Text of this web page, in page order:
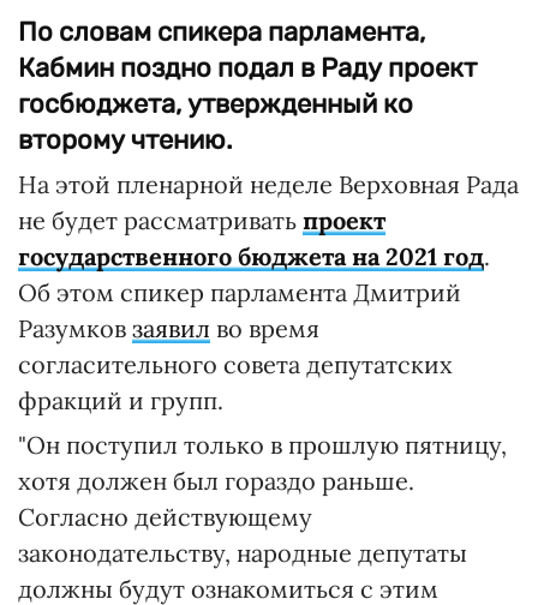
По словам спикера парламента,
Кабмин поздно подал в Раду проект
госбюджета, утвержденный ко
второму чтению.
На этой пленарной неделе Верховная Рада
не будет рассматривать проект
государственного бюджета на 2021 год.
Об этом спикер парламента Дмитрий
Разумков заявил во время
согласительного совета депутатских
фракций и групп.
"Он поступил только в прошлую пятницу,
хотя должен был гораздо раньше.
Согласно действующему
законодательству, народные депутаты
должны будут ознакомиться с этим